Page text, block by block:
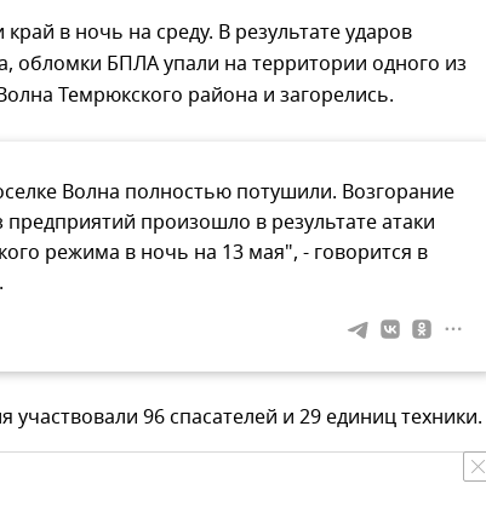
в ночь на среду. В результате ударов
обломки БПЛА упали на территории одного из
Темрюкского района и загорелись.
Волна полностью потушили. Возгорание
произошло в результате атаки
режима в ночь на 13 мая", - говорится в
участвовали 96 спасателей и 29 единиц техники.